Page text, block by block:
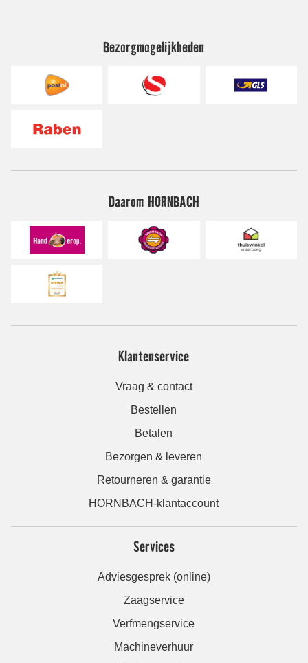
Bezorgmogelijkheden
Daarom HORNBACH
Klantenservice
Vraag & contact
Bestellen
Betalen
Bezorgen & leveren
Retourneren & garantie
HORNBACH-klantaccount
Services
Adviesgesprek (online)
Zaagservice
Verfmengservice
Machineverhuur